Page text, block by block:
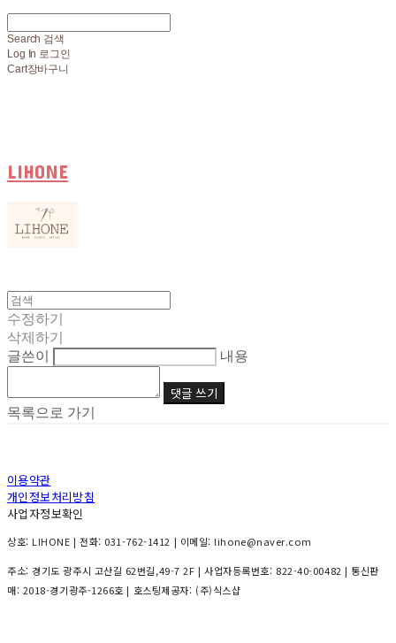
Search 검색
Log In 로그인
Cart장바구니
LIHONE
수정하기
삭제하기
글쓴이
내용
댓글 쓰기
목록으로 가기
이용약관
개인정보처리방침
사업자정보확인
상호: LIHONE | 전화: 031-762-1412 | 이메일: lihone@naver.com
주소: 경기도 광주시 고산길 62번길,49-7 2F | 사업자등록번호: 822-40-00482 | 통신판
매: 2018-경기광주-1266호 | 호스팅제공자: (주)식스샵